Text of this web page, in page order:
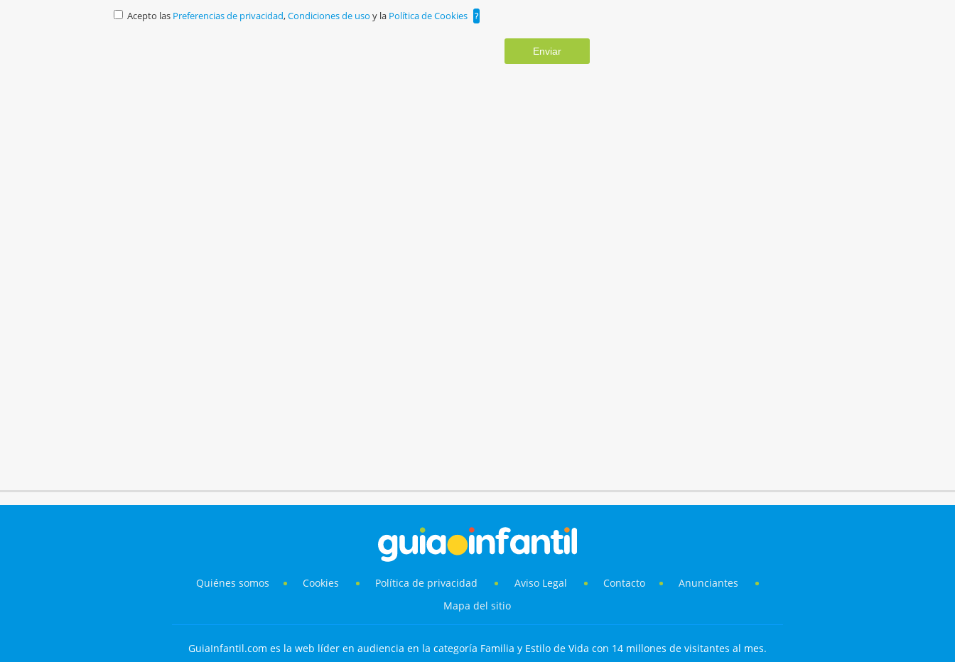
Acepto las Preferencias de privacidad,Condiciones de uso y la Política de Cookies ?
Enviar
Quiénes somos Cookies Política de privacidad Aviso Legal Contacto
Anunciantes
Mapa del sitio
GuiaInfantil.com es la web líder en audiencia en la categoría Familia y Estilo de Vida con 14 millones de visitantes al mes.